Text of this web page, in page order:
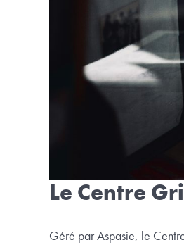
Le Centre
Géré par Aspasie, le